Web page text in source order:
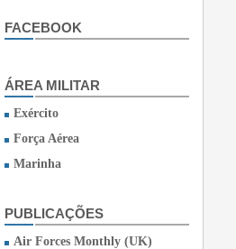
FACEBOOK
ÁREA MILITAR
Exército
Força Aérea
Marinha
PUBLICAÇÕES
Air Forces Monthly (UK)